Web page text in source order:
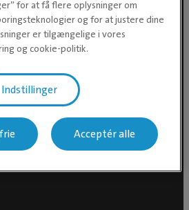
for at få flere oplysninger om
og for at justere dine
er tilgængelige i vores
og cookie-politik.
Indstillinger
Acceptér alle